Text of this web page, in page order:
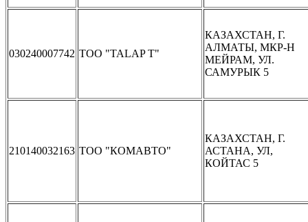
030240007742 ТОО "TALAP T"
КАЗАХСТАН, Г.
АЛМАТЫ, МКР-Н
МЕЙРАМ, УЛ.
САМУРЫК 5
210140032163 ТОО "КОМАВТО"
КАЗАХСТАН, Г.
АСТАНА, УЛ,
КОЙТАС 5